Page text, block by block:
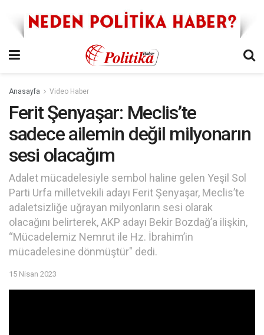
Anasayfa Video Haber
Ferit Şenyaşar: Meclis’te
sadece ailemin değil milyonarın
sesi olacağım
Adalet mücadelesiyle sembol haline gelen Yeşil Sol
Parti Urfa milletvekili adayı Ferit Şenyaşar, Meclis’te
adaletsizliğe uğrayan milyonların sesi olarak
olacağını belirterek, AKP adayı Bekir Bozdağ’a ilişkin,
“Mücadelemiz Nemrut ile Hz. İbrahim’in
mücadelesine dönmüştür" dedi.
15 Nisan 2023